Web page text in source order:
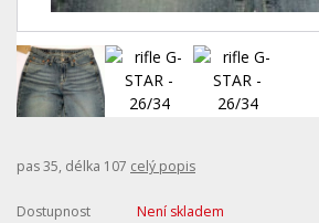
pas 35, délka 107 celý popis
Dostupnost Není skladem